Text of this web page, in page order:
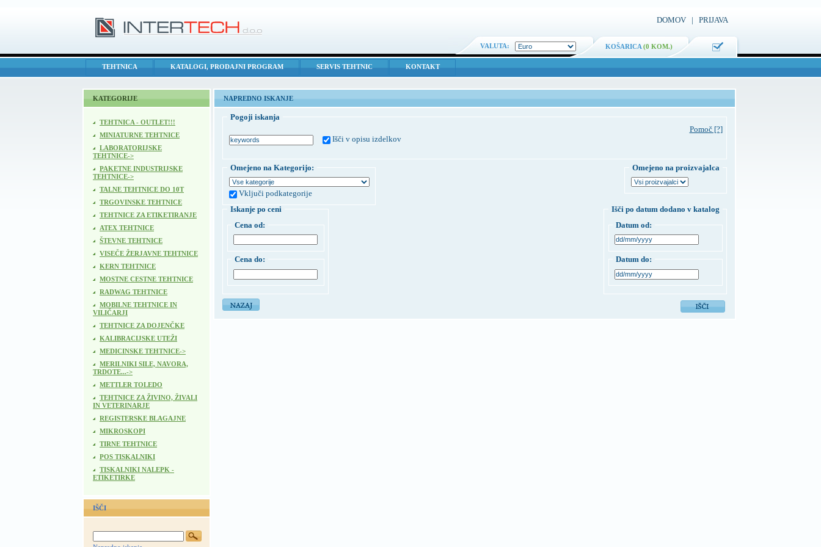
DOMOV | PRIJAVA
KOŠARICA (0 KOM.)
VALUTA:
TEHTNICA KATALOGI, PRODAJNI PROGRAM SERVIS TEHTNIC KONTAKT
KATEGORIJE
TEHTNICA - OUTLET!!!
MINIATURNE TEHTNICE
LABORATORIJSKE
TEHTNICE->
PAKETNE INDUSTRIJSKE
TEHTNICE->
TALNE TEHTNICE DO 10T
TRGOVINSKE TEHTNICE
TEHTNICE ZA ETIKETIRANJE
ATEX TEHTNICE
ŠTEVNE TEHTNICE
VISEČE ŽERJAVNE TEHTNICE
KERN TEHTNICE
MOSTNE CESTNE TEHTNICE
RADWAG TEHTNICE
MOBILNE TEHTNICE IN
VILIČARJI
TEHTNICE ZA DOJENČKE
KALIBRACIJSKE UTEŽI
MEDICINSKE TEHTNICE->
MERILNIKI SILE, NAVORA,
TRDOTE...->
METTLER TOLEDO
TEHTNICE ZA ŽIVINO, ŽIVALI
IN VETERINARJE
REGISTERSKE BLAGAJNE
MIKROSKOPI
TIRNE TEHTNICE
POS TISKALNIKI
TISKALNIKI NALEPK -
ETIKETIRKE
IŠČI
NAPREDNO ISKANJE
Pogoji iskanja
Pomoč [?]
Išči v opisu izdelkov
Omejeno na Kategorijo:
Vključi podkategorije
Omejeno na proizvajalca
Iskanje po ceni
Cena od:
Cena do:
Išči po datum dodano v katalog
Datum od:
Datum do: